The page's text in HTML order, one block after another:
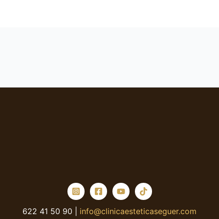
622 41 50 90 | info@clinicaesteticaseguer.com